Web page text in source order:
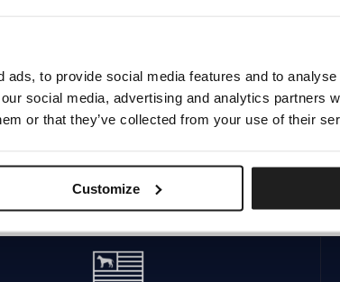
ads, to provide social media features and to
social media, advertising and analytics partners
or that they’ve collected from your use of their
Customize
INTERNER SERVERFEHLER
ZURÜCK ZUR STARTSEITE